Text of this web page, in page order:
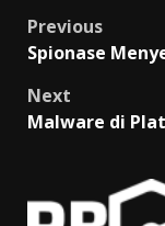
Post
navigation
Previous
Spionase
Next
Malware di